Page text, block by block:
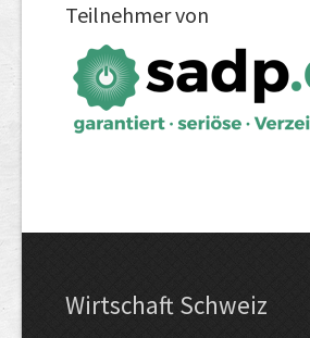
Teilnehmer von
Wirtschaft Schweiz